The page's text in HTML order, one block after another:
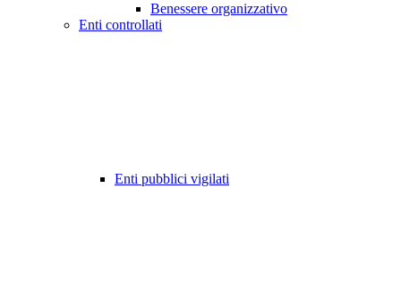
Benessere organizzativo
Enti controllati
Enti pubblici vigilati